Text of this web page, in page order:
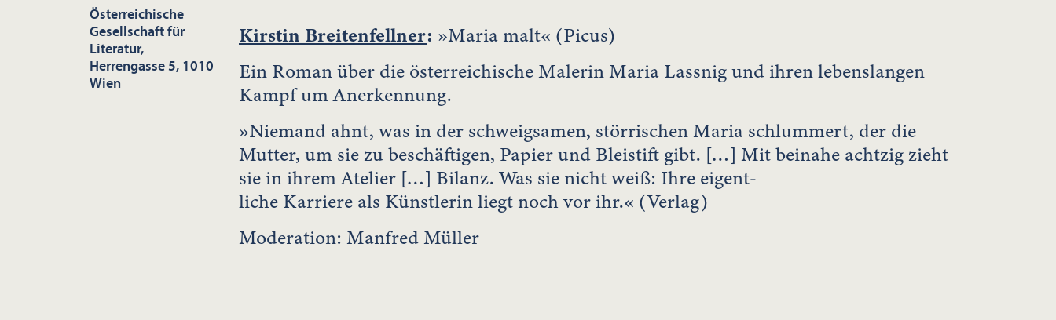
Österreichische
Gesellschaft für
Literatur,
Herrengasse 5, 1010
Wien
Kirstin Breitenfellner: »Maria malt« (Picus)
Ein Roman über die österreichische Malerin Maria Lassnig und ihren lebenslangen
Kampf um Anerkennung.
»Niemand ahnt, was in der schweigsamen, störrischen Maria schlummert, der die
Mutter, um sie zu beschäftigen, Papier und Bleistift gibt. […] Mit beinahe achtzig zieht
sie in ihrem Atelier […] Bilanz. Was sie nicht weiß: Ihre eigent-
liche Karriere als Künstlerin liegt noch vor ihr.« (Verlag)
Moderation: Manfred Müller